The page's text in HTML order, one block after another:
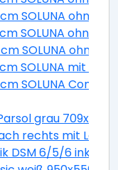
SOLUNA ohne
SOLUNA ohne
SOLUNA ohne
SOLUNA mit
SOLUNA
grau
rechts mit
DSM 6/5/6 inkl.